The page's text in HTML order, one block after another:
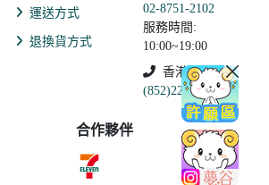
運送方式
退換貨方式
02-8751-2102
服務時間:
10:00~19:00
香港
(852)2250-9311
合作夥伴